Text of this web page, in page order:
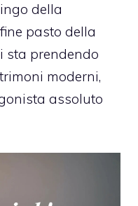
della
pasto della
sta prendendo
moderni,
assoluto